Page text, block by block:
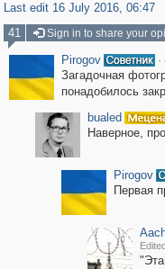
Last edit 16 July 2016, 06:47
41
Sign in to share your
Pirogov ·
Загадочная
понадобилось
bualed
Наверное,
Pirogov
Первая